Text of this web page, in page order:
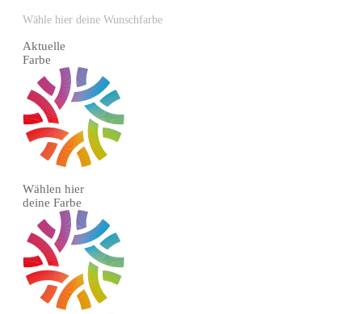
Wähle hier deine Wunschfarbe
Aktuelle
Farbe
Wählen hier
deine Farbe